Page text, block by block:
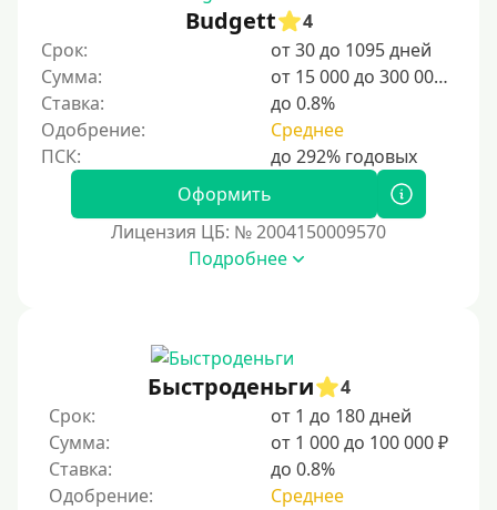
Для мужчин
Женский займ
Мамам в декрете
Без прописки
С временной регистрацией
Пенсионерам до 70 лет
Пенсионерам до 75 лет
Пенсионерам до 80 лет
Пенсионерам до 85 лет
Budgett
4
Срок:
от 30 до 1095 дней
Сумма:
от 15 000 до 300 000 ₽
Ставка:
до 0.8%
Одобрение:
Среднее
Оформить
Лицензия ЦБ: № 2004150009570
Подробнее
Быстроденьги
4
Срок:
от 1 до 180 дней
Сумма:
от 1 000 до 100 000 ₽
Ставка:
до 0.8%
Одобрение:
Среднее